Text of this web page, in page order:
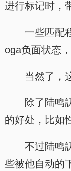
进行标记时，
一些匹配
oga负面状态
当然了，
除了陆鸣
的好处，比如
不过陆鸣
些被他自动的